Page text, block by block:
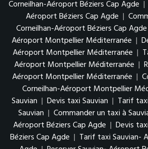
Corneilhan-Aéroport Béziers Cap Agde |
Aéroport Béziers Cap Agde |
Corneilhan-Aéroport Béziers Cap Agde
Aéroport Montpellier Méditerranée |
Aéroport Montpellier Méditerranée |
Aéroport Montpellier Méditerranée |
Aéroport Montpellier Méditerranée |
Corneilhan-Aéroport Montpellier
Sauvian | Devis taxi Sauvian | Tarif
Sauvian | Commander un taxi à
Aéroport Béziers Cap Agde | Devis
Béziers Cap Agde | Tarif taxi Sauvian-